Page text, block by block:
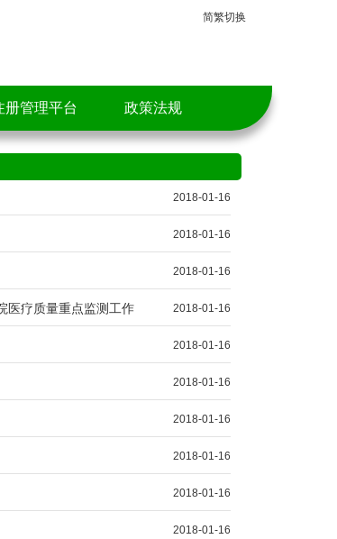
简繁切换
册管理平台 政策法规
2018-01-16
2018-01-16
2018-01-16
医疗质量重点监测工作 2018-01-16
2018-01-16
2018-01-16
2018-01-16
2018-01-16
2018-01-16
2018-01-16